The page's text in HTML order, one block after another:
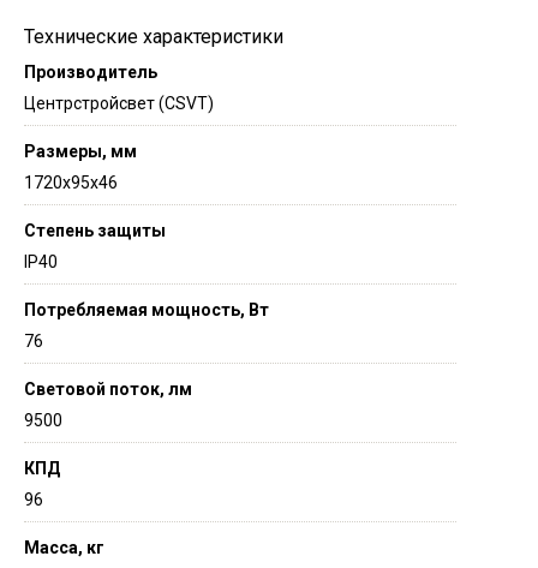
Технические характеристики
Производитель
Центрстройсвет (CSVT)
Размеры, мм
1720х95х46
Степень защиты
IP40
Потребляемая мощность, Вт
76
Световой поток, лм
9500
КПД
96
Масса, кг